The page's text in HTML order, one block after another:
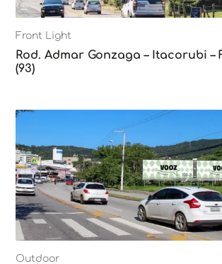
Front Light
Rod. Admar Gonzaga – Itacorubi
(93)
Outdoor